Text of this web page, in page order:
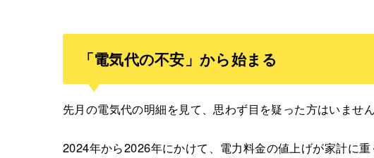
「電気代の不安」から始まる
先月の電気代の明細を見て、思わず目を疑った方はいません
2024年から2026年にかけて、電力料金の値上げが家計に